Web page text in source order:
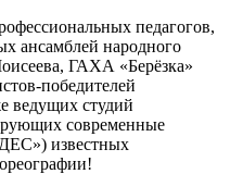
педагогов,
ансамблей народного
ГАХА «Берёзка»
победителей
ведущих студий
современные
известных